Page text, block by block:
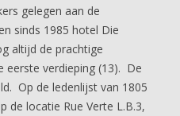
gelegen aan de
sinds 1985 hotel Die
altijd de prachtige
eerste verdieping (13). De
Op de ledenlijst van 1805
de locatie Rue Verte L.B.3,